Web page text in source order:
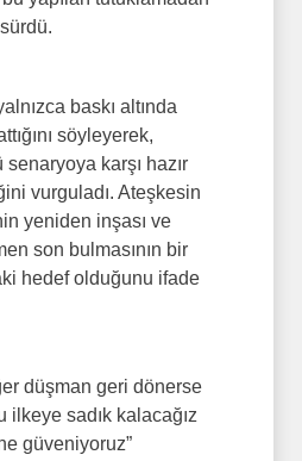
baskı altında
söyleyerek,
karşı hazır
vurguladı. Ateşkesin
yeniden inşası ve
son bulmasının bir
hedef olduğunu ifade
düşman geri dönerse
ilkeye sadık kalacağız
güveniyoruz”